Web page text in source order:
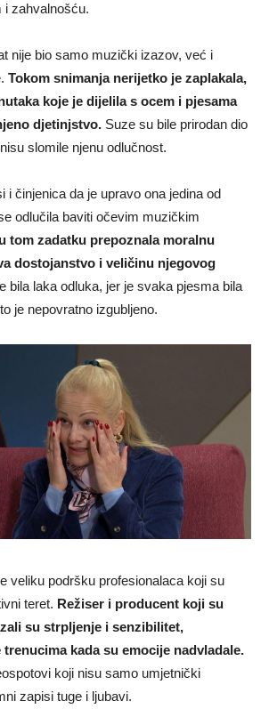
i zahvalnošću.
nije bio samo muzički izazov, već i
Tokom snimanja nerijetko je zaplakala,
koje je dijelila s ocem i pjesama
djetinjstvo. Suze su bile prirodan dio
slomile njenu odlučnost.
i činjenica da je upravo ona jedina od
odlučila baviti očevim muzičkim
tom zadatku prepoznala moralnu
dostojanstvo i veličinu njegovog
bila laka odluka, jer je svaka pjesma bila
je nepovratno izgubljeno.
veliku podršku profesionalaca koji su
teret. Režiser i producent koji su
su strpljenje i senzibilitet,
kada su emocije nadvladale.
koji nisu samo umjetnički
zapisi tuge i ljubavi.